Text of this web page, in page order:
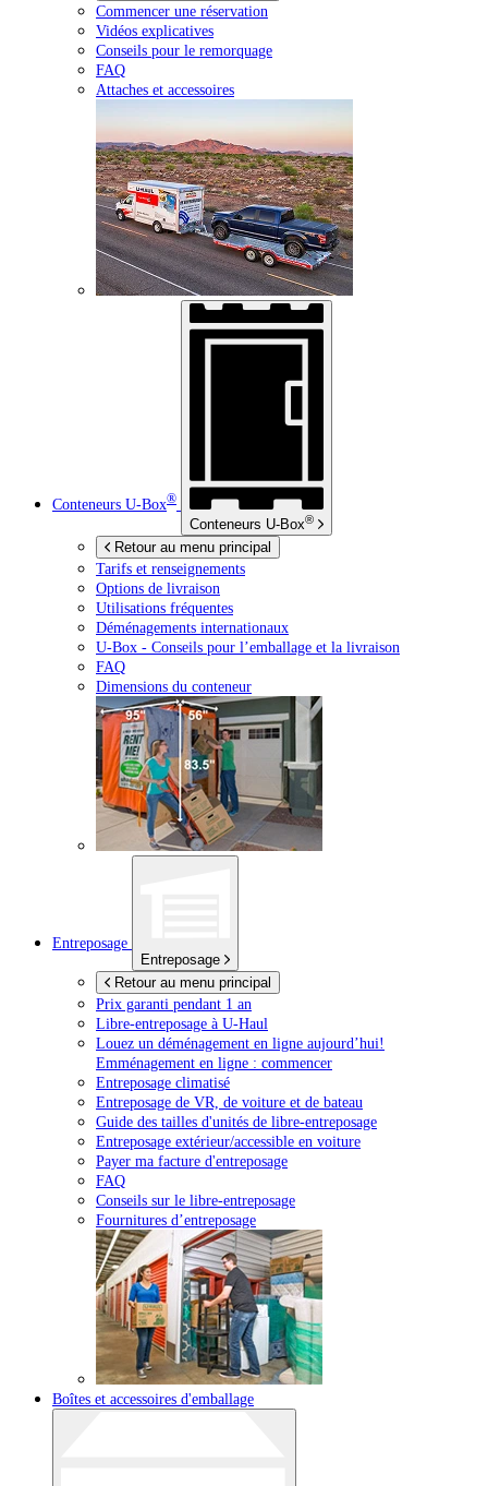
Commencer une réservation
Vidéos explicatives
Conseils pour le remorquage
FAQ
Attaches et accessoires
Conteneurs U-Box®
Conteneurs U-Box®
Retour au menu principal
Tarifs et renseignements
Options de livraison
Utilisations fréquentes
Déménagements internationaux
U-Box - Conseils pour l’emballage et la livraison
FAQ
Dimensions du conteneur
Entreposage
Entreposage
Retour au menu principal
Prix garanti pendant 1 an
Libre-entreposage à U-Haul
Louez un déménagement en ligne aujourd’hui!
Emménagement en ligne : commencer
Entreposage climatisé
Entreposage de VR, de voiture et de bateau
Guide des tailles d'unités de libre-entreposage
Entreposage extérieur/accessible en voiture
Payer ma facture d'entreposage
FAQ
Conseils sur le libre-entreposage
Fournitures d’entreposage
Boîtes et accessoires d'emballage